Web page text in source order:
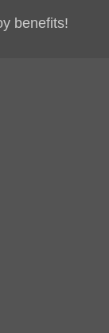
benefits!